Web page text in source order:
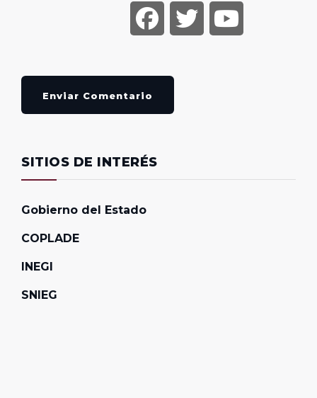
Enviar Comentario
SITIOS DE INTERÉS
Gobierno del Estado
COPLADE
INEGI
SNIEG